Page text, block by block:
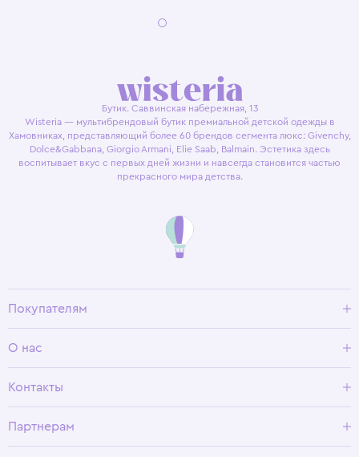
Бутик. Саввинская набережная, 13
Wisteria — мультибрендовый бутик премиальной детской одежды в
Хамовниках, представляющий более 60 брендов сегмента люкс: Givenchy,
Dolce&Gabbana, Giorgio Armani, Elie Saab, Balmain. Эстетика здесь
воспитывает вкус с первых дней жизни и навсегда становится частью
прекрасного мира детства.
Покупателям
Условия возврата
О нас
Программа лояльности
Контакты
Партнерам